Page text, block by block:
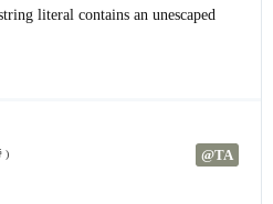
literal contains an unescaped
@TA
)